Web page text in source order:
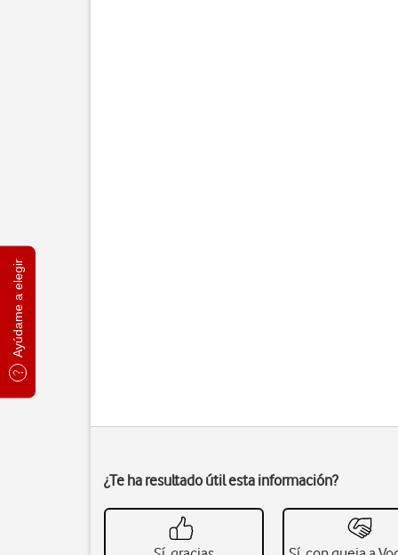
Ayúdame a elegir
¿Te ha resultado útil esta información?